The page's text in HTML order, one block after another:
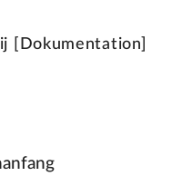
[Dokumentation]